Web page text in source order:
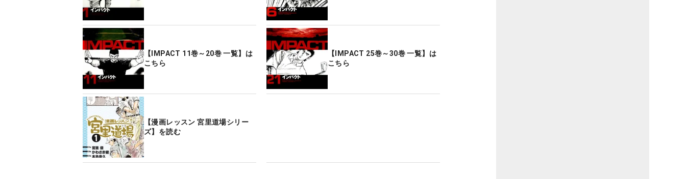
【IMPACT 11巻～20巻 一覧】は
こちら
【IMPACT 25巻～30巻 一覧】は
こちら
【漫画レッスン 宮里道場シリー
ズ】を読む